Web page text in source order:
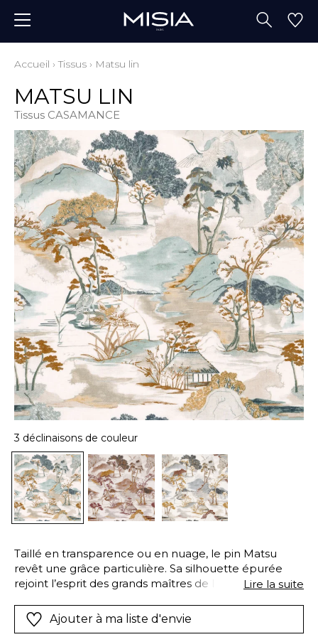
Accueil ›Tissus › Matsu lin
MATSU LIN
Tissus CASAMANCE
3 déclinaisons de couleur
Taillé en transparence ou en nuage, le pin Matsu
revêt une grâce particulière. Sa silhouette épurée
rejoint l’esprit des grands maîtres de l’estampe et des
de mots l’évanescence des choses. Le même dessin
est apposé par impression digitale sur deux bases
Lire la suite
Ajouter à ma liste d'envie